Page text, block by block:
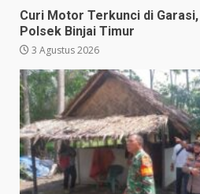
Curi Motor Terkunci di
Polsek Binjai Timur
3 Agustus 2026